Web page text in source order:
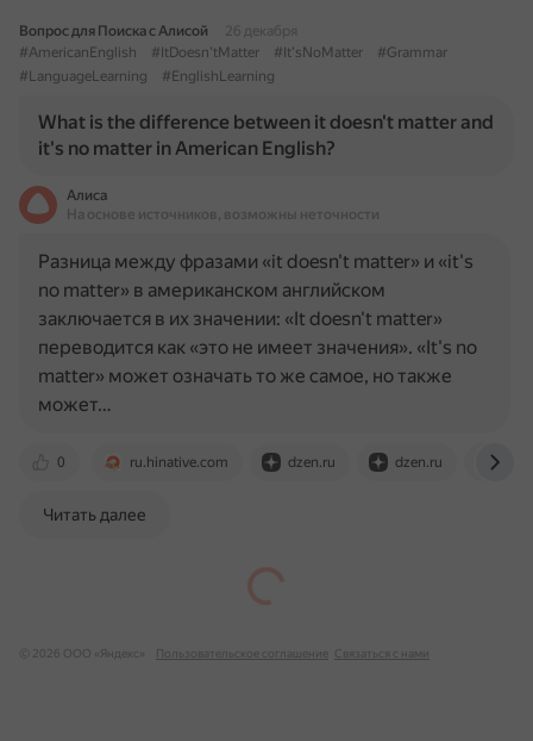
Вопрос для Поиска с Алисой
26 декабря
#AmericanEnglish
#ItDoesn'tMatter #It'sNoMatter
#Grammar
#LanguageLearning
#EnglishLearning
What is the difference between it doesn't matter and
it's no matter in American English?
Алиса
На основе источников, возможны неточности
0 ru.hinative.com dzen.ru dzen.ru
Разница между фразами «it doesn't matter» и «it's
no matter» в американском английском
заключается в их значении: «It doesn't matter»
переводится как «это не имеет значения». «It's no
matter» может означать то же самое, но также
может…
Читать далее
© 2026 ООО «Яндекс» Пользовательское соглашение Связаться с нами